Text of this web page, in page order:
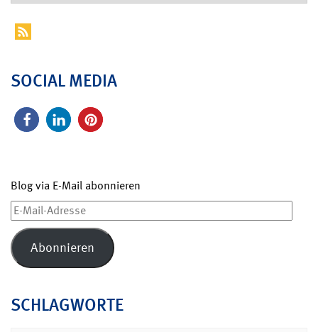
SOCIAL MEDIA
Blog via E-Mail abonnieren
E-
Mail-
Adresse
Abonnieren
SCHLAGWORTE